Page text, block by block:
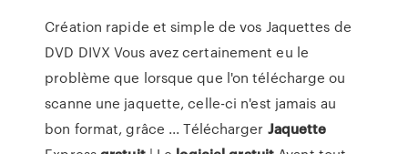
Création rapide et simple de vos Jaquettes de
DVD DIVX Vous avez certainement eu le
problème que lorsque que l'on télécharge ou
scanne une jaquette, celle-ci n'est jamais au
bon format, grâce ... Télécharger Jaquette